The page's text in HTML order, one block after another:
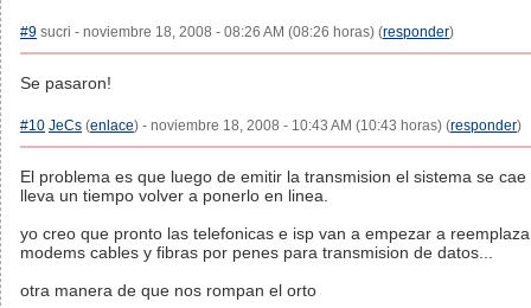
#9 sucri - noviembre 18, 2008 - 08:26 AM (08:26 horas) (responder)
Se pasaron!
#10 JeCs (enlace) - noviembre 18, 2008 - 10:43 AM (10:43 horas) (responder)
El problema es que luego de emitir la transmision el sistema se cae
lleva un tiempo volver a ponerlo en linea.
yo creo que pronto las telefonicas e isp van a empezar a
modems cables y fibras por penes para transmision de datos...
otra manera de que nos rompan el orto